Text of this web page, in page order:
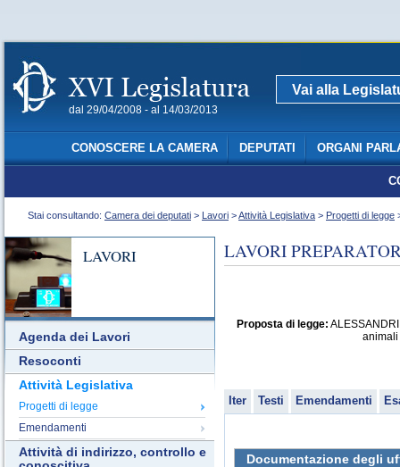
dal 29/04/2008 - al 14/03/2013
Vai alla
CONOSCERE LA CAMERA DEPUTATI ORGANI
Stai consultando: Camera dei deputati > Lavori >Attività Legislativa > Progetti di legge
LAVORI
Agenda dei Lavori
Resoconti
Attività Legislativa
Progetti di legge
Emendamenti
Attività di indirizzo, controllo e
LAVORI
Proposta di legge:
animali
Iter Testi Emendamenti
Documentazione degli